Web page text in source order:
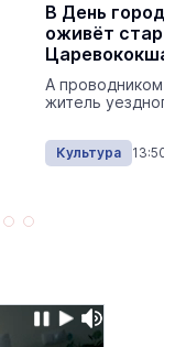
В День
оживёт
А проводником в
житель уездного
Культура 13:50